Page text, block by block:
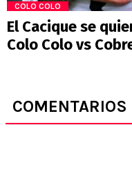
COLO COLO
El Cacique se
Colo Colo vs
COMENTARIOS